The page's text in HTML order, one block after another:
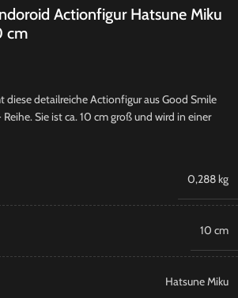
Actionfigur Hatsune Miku
cm
diese detailreiche Actionfigur aus Good Smile
Sie ist ca. 10 cm groß und wird in einer
0,288 kg
10 cm
Hatsune Miku